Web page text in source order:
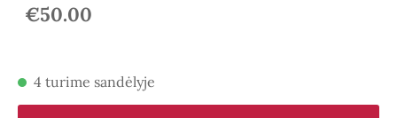
€50.00
4 turime sandėlyje